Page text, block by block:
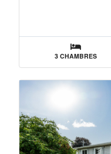
3 CHAMBRES